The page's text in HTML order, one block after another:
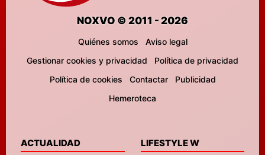
NOXVO © 2011 - 2026
Quiénes somos
Aviso legal
Gestionar cookies y privacidad
Política de privacidad
Política de cookies
Contactar
Publicidad
Hemeroteca
ACTUALIDAD
LIFESTYLE W